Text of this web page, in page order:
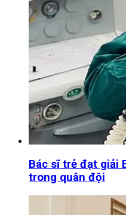
Bác sĩ trẻ đạt giải
trong quân đội